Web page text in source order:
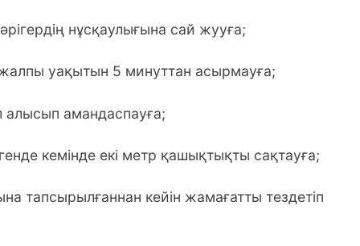
нұсқаулығына сай жууға;
уақытын 5 минуттан асырмауға;
амандаспауға;
кемінде екі метр қашықтықты сақтауға;
тапсырылғаннан кейін жамағатты тездетіп